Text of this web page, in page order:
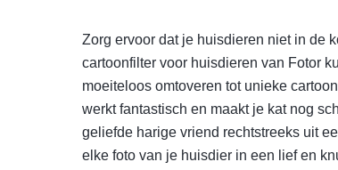
Zorg ervoor dat je huisdieren niet in de
cartoonfilter voor huisdieren van Fotor
moeiteloos omtoveren tot unieke
werkt fantastisch en maakt je kat nog
geliefde harige vriend rechtstreeks uit
elke foto van je huisdier in een lief en